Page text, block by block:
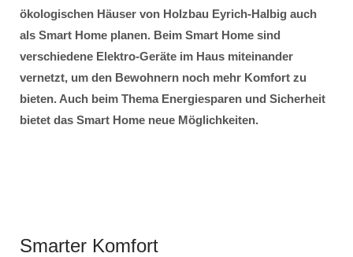
ökologischen Häuser von Holzbau Eyrich-Halbig auch
als Smart Home planen. Beim Smart Home sind
verschiedene Elektro-Geräte im Haus miteinander
vernetzt, um den Bewohnern noch mehr Komfort zu
bieten. Auch beim Thema Energiesparen und Sicherheit
bietet das Smart Home neue Möglichkeiten.
Smarter Komfort